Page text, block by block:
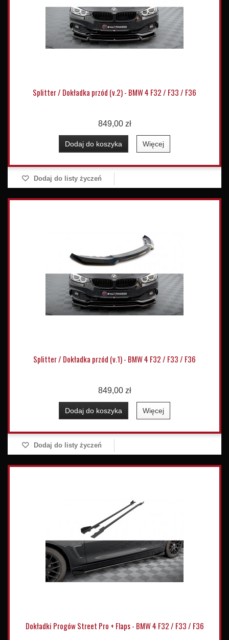
Splitter / Dokładka przód (v.2) - BMW 4 F32 / F33 / F36
849,00 zł
Dodaj do koszyka Więcej
Dodaj do listy życzeń
Splitter / Dokładka przód (v.1) - BMW 4 F32 / F33 / F36
849,00 zł
Dodaj do koszyka Więcej
Dodaj do listy życzeń
Dokładki Progów Street Pro + Flaps - BMW 4 F32 / F33 / F36